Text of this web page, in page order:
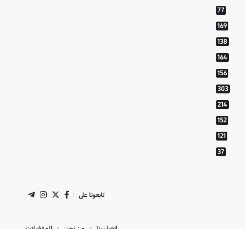
77
169
138
164
156
303
214
152
121
37
تابعونا على